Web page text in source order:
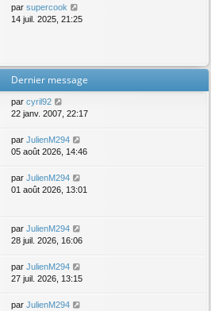
par supercook
14 juil. 2025, 21:25
Dernier message
par cyril92
22 janv. 2007, 22:17
par JulienM294
05 août 2026, 14:46
par JulienM294
01 août 2026, 13:01
par JulienM294
28 juil. 2026, 16:06
par JulienM294
27 juil. 2026, 13:15
par JulienM294